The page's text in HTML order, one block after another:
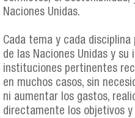
Naciones Unidas.
Cada tema y cada
de las Naciones Unidas y su
instituciones pertinentes
en muchos casos, sin
ni aumentar los gastos,
directamente los objetivos y